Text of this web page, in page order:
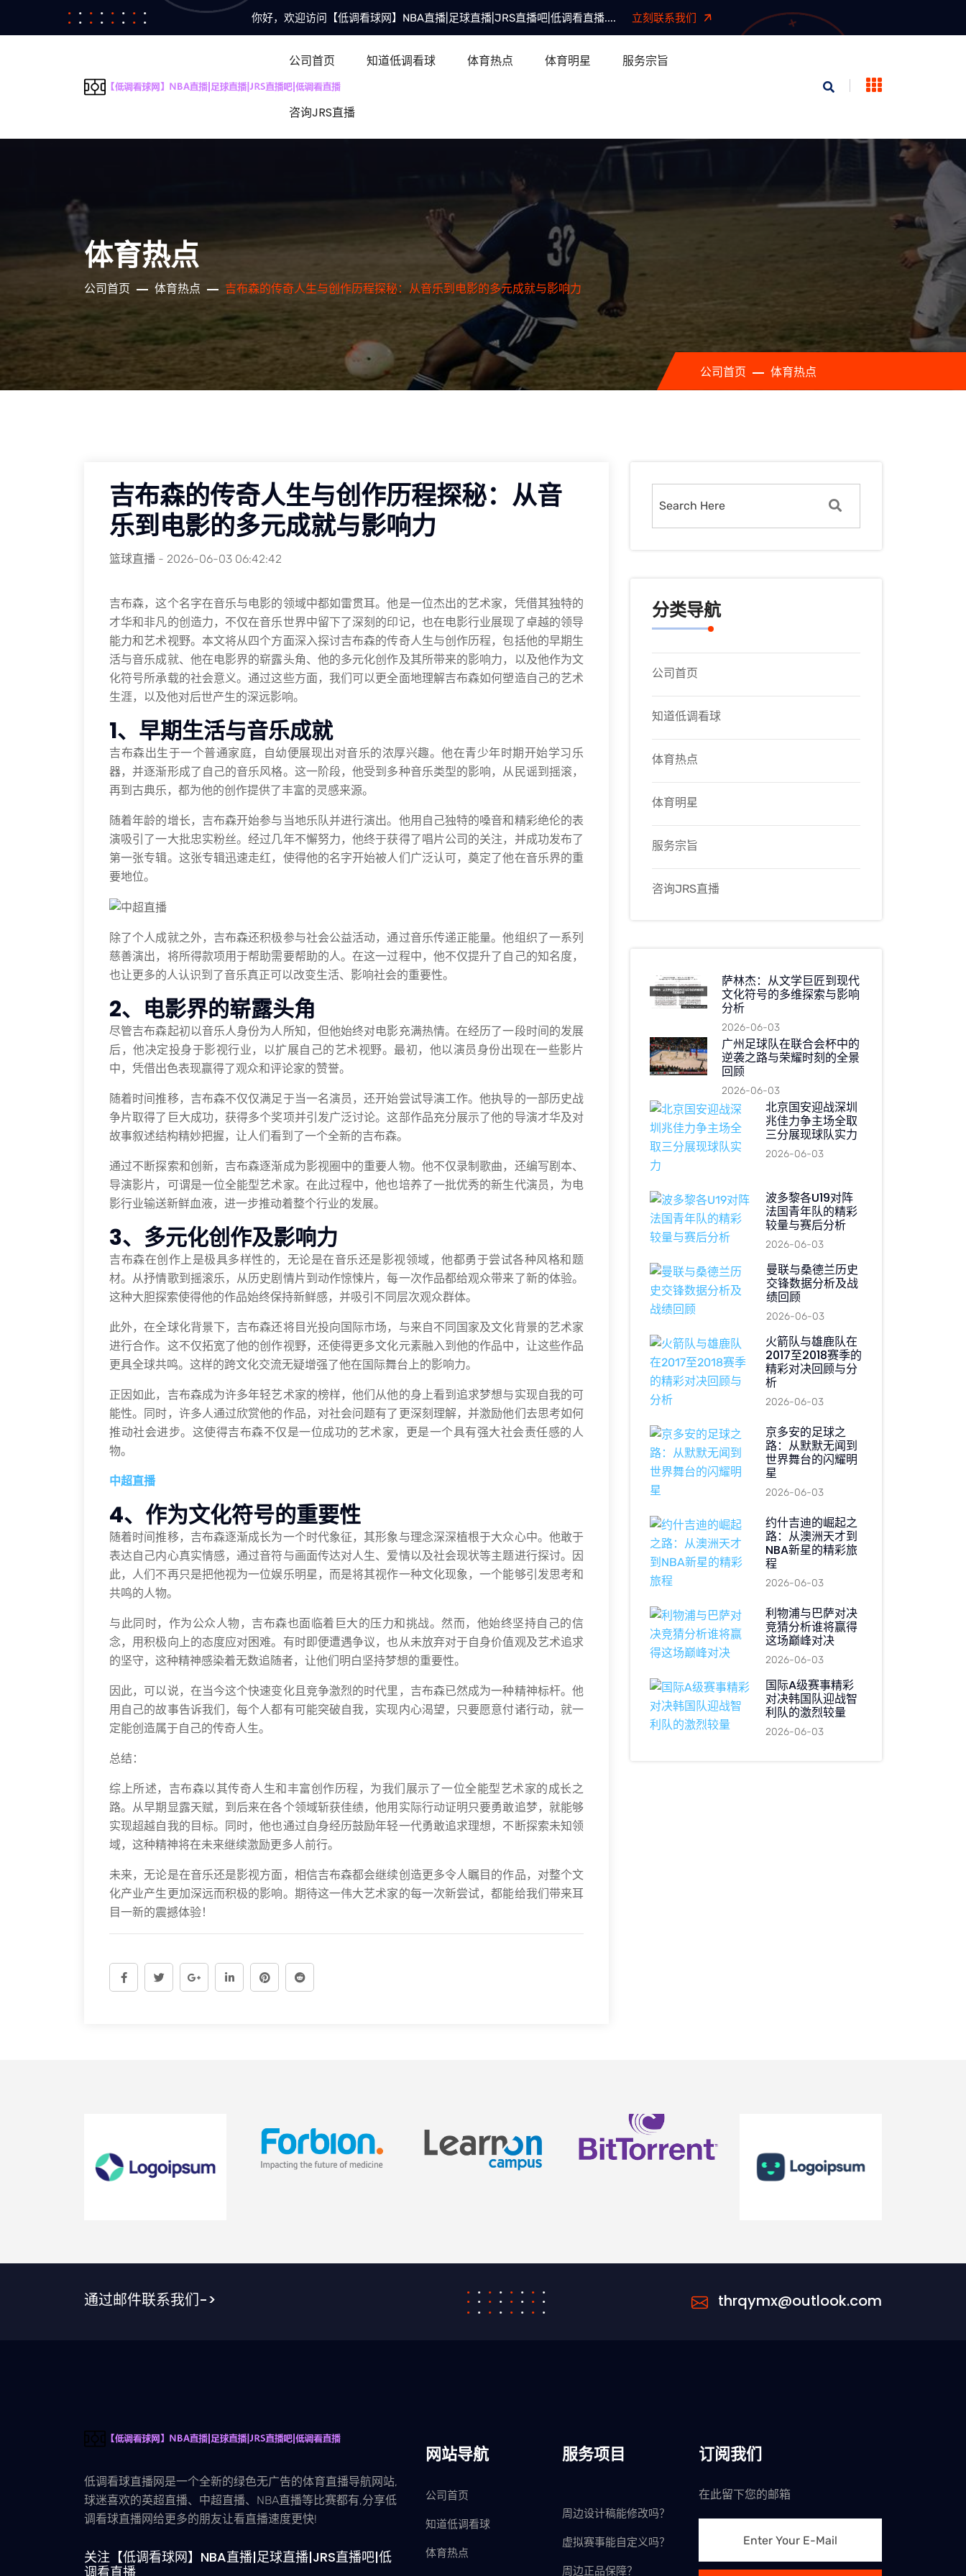
你好，欢迎访问【低调看球网】NBA直播|足球直播|JRS直播吧|低调看直播.... 立刻联系我们
公司首页 知道低调看球 体育热点 体育明星 服务宗旨
咨询JRS直播
体育热点
公司首页 体育热点 吉布森的传奇人生与创作历程探秘：从音乐到电影的多元成就与影响力
公司首页 体育热点
吉布森的传奇人生与创作历程探秘：从音
乐到电影的多元成就与影响力
篮球直播 - 2026-06-03 06:42:42
吉布森，这个名字在音乐与电影的领域中都如雷贯耳。他是一位杰出的艺术家，凭借其独特的
才华和非凡的创造力，不仅在音乐世界中留下了深刻的印记，也在电影行业展现了卓越的领导
能力和艺术视野。本文将从四个方面深入探讨吉布森的传奇人生与创作历程，包括他的早期生
活与音乐成就、他在电影界的崭露头角、他的多元化创作及其所带来的影响力，以及他作为文
化符号所承载的社会意义。通过这些方面，我们可以更全面地理解吉布森如何塑造自己的艺术
生涯，以及他对后世产生的深远影响。
1、早期生活与音乐成就
吉布森出生于一个普通家庭，自幼便展现出对音乐的浓厚兴趣。他在青少年时期开始学习乐
器，并逐渐形成了自己的音乐风格。这一阶段，他受到多种音乐类型的影响，从民谣到摇滚，
再到古典乐，都为他的创作提供了丰富的灵感来源。
随着年龄的增长，吉布森开始参与当地乐队并进行演出。他用自己独特的嗓音和精彩绝伦的表
演吸引了一大批忠实粉丝。经过几年不懈努力，他终于获得了唱片公司的关注，并成功发布了
第一张专辑。这张专辑迅速走红，使得他的名字开始被人们广泛认可，奠定了他在音乐界的重
要地位。
除了个人成就之外，吉布森还积极参与社会公益活动，通过音乐传递正能量。他组织了一系列
慈善演出，将所得款项用于帮助需要帮助的人。在这一过程中，他不仅提升了自己的知名度，
也让更多的人认识到了音乐真正可以改变生活、影响社会的重要性。
2、电影界的崭露头角
尽管吉布森起初以音乐人身份为人所知，但他始终对电影充满热情。在经历了一段时间的发展
后，他决定投身于影视行业，以扩展自己的艺术视野。最初，他以演员身份出现在一些影片
中，凭借出色表现赢得了观众和评论家的赞誉。
随着时间推移，吉布森不仅仅满足于当一名演员，还开始尝试导演工作。他执导的一部历史战
争片取得了巨大成功，获得多个奖项并引发广泛讨论。这部作品充分展示了他的导演才华及对
故事叙述结构精妙把握，让人们看到了一个全新的吉布森。
通过不断探索和创新，吉布森逐渐成为影视圈中的重要人物。他不仅录制歌曲，还编写剧本、
导演影片，可谓是一位全能型艺术家。在此过程中，他也培养了一批优秀的新生代演员，为电
影行业输送新鲜血液，进一步推动着整个行业的发展。
3、多元化创作及影响力
吉布森在创作上是极具多样性的，无论是在音乐还是影视领域，他都勇于尝试各种风格和题
材。从抒情歌到摇滚乐，从历史剧情片到动作惊悚片，每一次作品都给观众带来了新的体验。
这种大胆探索使得他的作品始终保持新鲜感，并吸引不同层次观众群体。
此外，在全球化背景下，吉布森还将目光投向国际市场，与来自不同国家及文化背景的艺术家
进行合作。这不仅拓宽了他的创作视野，还使得更多文化元素融入到他的作品中，让这些作品
更具全球共鸣。这样的跨文化交流无疑增强了他在国际舞台上的影响力。
正因如此，吉布森成为许多年轻艺术家的榜样，他们从他的身上看到追求梦想与实现自我的可
能性。同时，许多人通过欣赏他的作品，对社会问题有了更深刻理解，并激励他们去思考如何
推动社会进步。这使得吉布森不仅是一位成功的艺术家，更是一个具有强大社会责任感的人
物。
中超直播
4、作为文化符号的重要性
随着时间推移，吉布森逐渐成长为一个时代象征，其形象与理念深深植根于大众心中。他敢于
表达自己内心真实情感，通过音符与画面传达对人生、爱情以及社会现状等主题进行探讨。因
此，人们不再只是把他视为一位娱乐明星，而是将其视作一种文化现象，一个能够引发思考和
共鸣的人物。
与此同时，作为公众人物，吉布森也面临着巨大的压力和挑战。然而，他始终坚持自己的信
念，用积极向上的态度应对困难。有时即便遭遇争议，也从未放弃对于自身价值观及艺术追求
的坚守，这种精神感染着无数追随者，让他们明白坚持梦想的重要性。
因此，可以说，在当今这个快速变化且竞争激烈的时代里，吉布森已然成为一种精神标杆。他
用自己的故事告诉我们，每个人都有可能突破自我，实现内心渴望，只要愿意付诸行动，就一
定能创造属于自己的传奇人生。
总结：
综上所述，吉布森以其传奇人生和丰富创作历程，为我们展示了一位全能型艺术家的成长之
路。从早期显露天赋，到后来在各个领域斩获佳绩，他用实际行动证明只要勇敢追梦，就能够
实现超越自我的目标。同时，他也通过自身经历鼓励年轻一代勇敢追求理想，不断探索未知领
域，这种精神将在未来继续激励更多人前行。
未来，无论是在音乐还是影视方面，相信吉布森都会继续创造更多令人瞩目的作品，对整个文
化产业产生更加深远而积极的影响。期待这一伟大艺术家的每一次新尝试，都能给我们带来耳
目一新的震撼体验！
分类导航
公司首页
知道低调看球
体育热点
体育明星
服务宗旨
咨询JRS直播
萨林杰：从文学巨匠到现代
文化符号的多维探索与影响
分析
2026-06-03
广州足球队在联合会杯中的
逆袭之路与荣耀时刻的全景
回顾
2026-06-03
北京国安迎战深圳
兆佳力争主场全取
三分展现球队实力
2026-06-03
波多黎各U19对阵
法国青年队的精彩
较量与赛后分析
2026-06-03
曼联与桑德兰历史
交锋数据分析及战
绩回顾
2026-06-03
火箭队与雄鹿队在
2017至2018赛季的
精彩对决回顾与分
析
2026-06-03
京多安的足球之
路：从默默无闻到
世界舞台的闪耀明
星
2026-06-03
约什吉迪的崛起之
路：从澳洲天才到
NBA新星的精彩旅
程
2026-06-03
利物浦与巴萨对决
竞猜分析谁将赢得
这场巅峰对决
2026-06-03
国际A级赛事精彩
对决韩国队迎战智
利队的激烈较量
2026-06-03
通过邮件联系我们-> thrqymx@outlook.com
低调看球直播网是一个全新的绿色无广告的体育直播导航网站,
球迷喜欢的英超直播、中超直播、NBA直播等比赛都有,分享低
调看球直播网给更多的朋友让看直播速度更快!
关注【低调看球网】NBA直播|足球直播|JRS直播吧|低
调看直播
网站导航
公司首页
知道低调看球
体育热点
服务项目
周边设计稿能修改吗？
虚拟赛事能自定义吗？
周边正品保障？
订阅我们
在此留下您的邮箱